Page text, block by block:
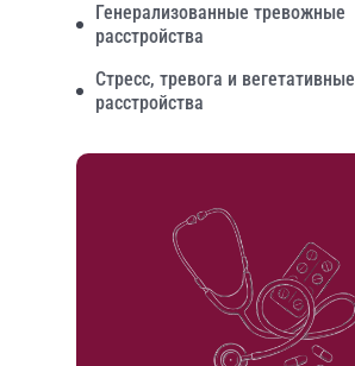
Генерализованные тревожные
расстройства
Стресс, тревога и вегетативные
расстройства